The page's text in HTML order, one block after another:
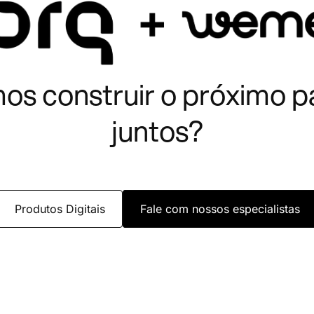
construir o próximo
juntos?
Produtos Digitais Fale com nossos especialistas